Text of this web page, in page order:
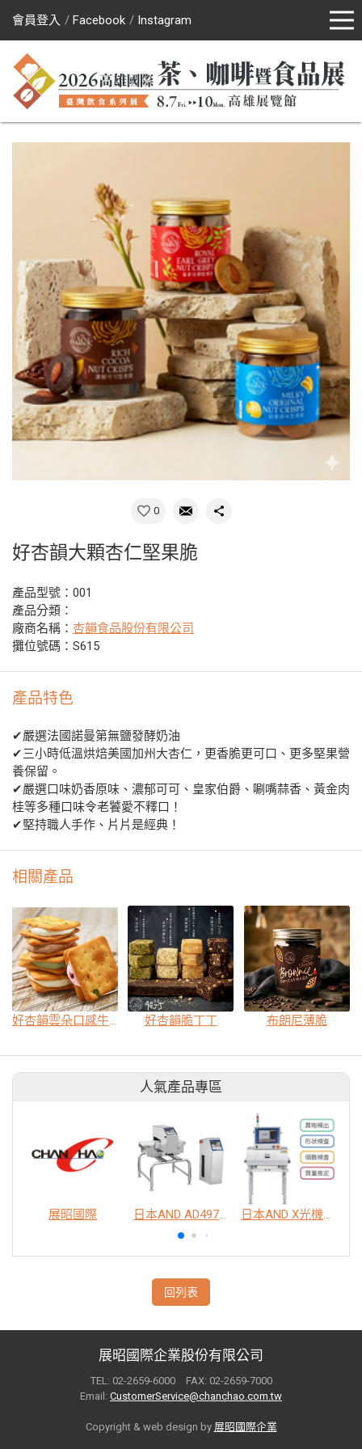
會員登入 Facebook Instagram
0
好杏韻大顆杏仁堅果脆
產品型號：001
產品分類：
廠商名稱： 杏韻食品股份有限公司
攤位號碼：S615
產品特色
✔嚴選法國諾曼第無鹽發酵奶油
✔三小時低溫烘焙美國加州大杏仁，更香脆更可口、更多堅果營
養保留。
✔嚴選口味奶香原味、濃郁可可、皇家伯爵、唰嘴蒜香、黃金肉
桂等多種口味令老饕愛不釋口！
✔堅持職人手作、片片是經典！
相關產品
好杏韻雲朵口感牛嘎餅 好杏韻脆丁丁 布朗尼薄脆
人氣產品專區
展昭國際 日本AND AD4976 脫氧劑包裝金屬異物檢出機 日本AND X光機異物檢查系統
回列表
展昭國際企業股份有限公司
TEL: 02-2659-6000 FAX: 02-2659-7000
Email: CustomerService@chanchao.com.tw
Copyright & web design by 展昭國際企業